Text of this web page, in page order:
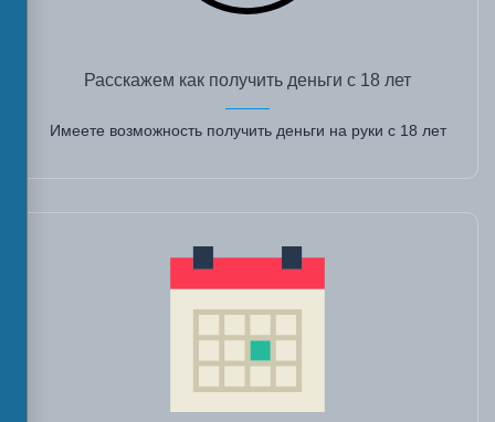
Расскажем как получить деньги с 18 лет
Имеете возможность получить деньги на руки с 18 лет